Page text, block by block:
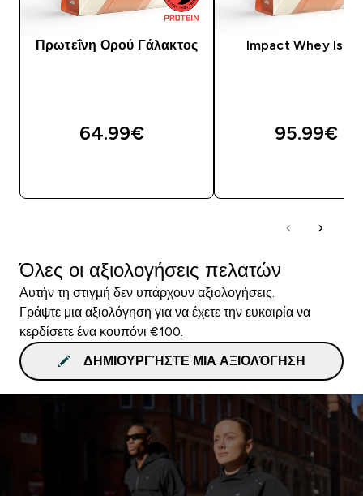
Πρωτεΐνη Ορού Γάλακτος
64.99€‎
Impact Whey
95.99€‎
Όλες οι αξιολογήσεις πελατών
Αυτήν τη στιγμή δεν υπάρχουν αξιολογήσεις.
Γράψτε μια αξιολόγηση για να έχετε την ευκαιρία να
κερδίσετε ένα κουπόνι €100.
ΔΗΜΙΟΥΡΓΉΣΤΕ ΜΙΑ ΑΞΙΟΛΌΓΗΣΗ